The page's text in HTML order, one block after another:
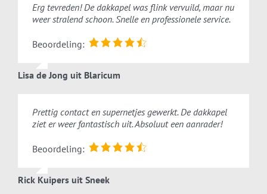
Erg tevreden! De dakkapel was flink vervuild, maar nu
weer stralend schoon. Snelle en professionele service.
Beoordeling:
Lisa de Jong uit Blaricum
Prettig contact en supernetjes gewerkt. De dakkapel
ziet er weer fantastisch uit. Absoluut een aanrader!
Beoordeling:
Rick Kuipers uit Sneek